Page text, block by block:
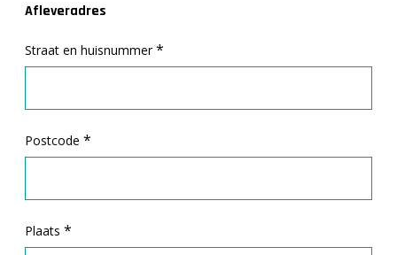
Afleveradres
Straat en huisnummer*
Postcode *
Plaats *